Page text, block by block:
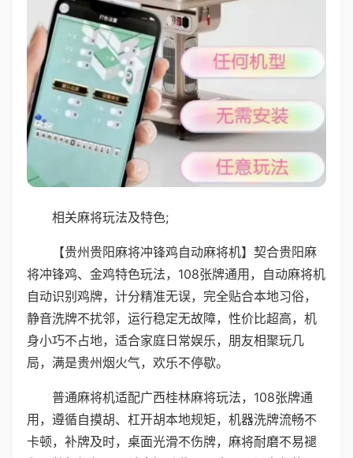
相关麻将玩法及特色;
【贵州贵阳麻将冲锋鸡自动麻将机】契合贵阳麻
将冲锋鸡、金鸡特色玩法，108张牌通用，自动麻将机
自动识别鸡牌，计分精准无误，完全贴合本地习俗，
静音洗牌不扰邻，运行稳定无故障，性价比超高，机
身小巧不占地，适合家庭日常娱乐，朋友相聚玩几
局，满是贵州烟火气，欢乐不停歇。
普通麻将机适配广西桂林麻将玩法，108张牌通
用，遵循自摸胡、杠开胡本地规矩，机器洗牌流畅不
卡顿，补牌及时，桌面光滑不伤牌，麻将耐磨不易褪